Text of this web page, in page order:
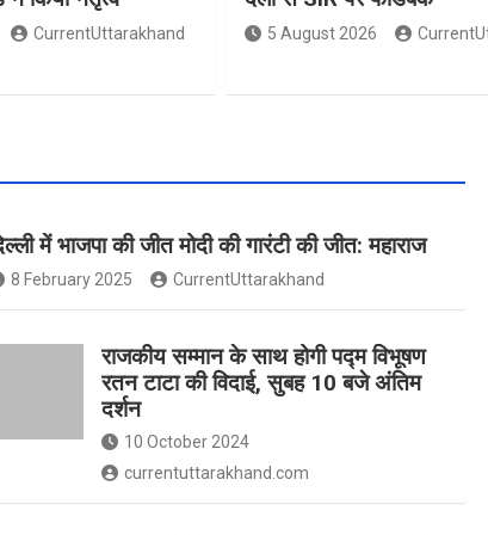
CurrentUttarakhand 5 August 2026
में भाजपा की जीत मोदी की गारंटी की जीत: महाराज
8 February 2025 CurrentUttarakhand
राजकीय सम्मान के साथ होगी पद्म विभूषण
रतन टाटा की विदाई, सुबह 10 बजे अंतिम
दर्शन
10 October 2024
currentuttarakhand.com